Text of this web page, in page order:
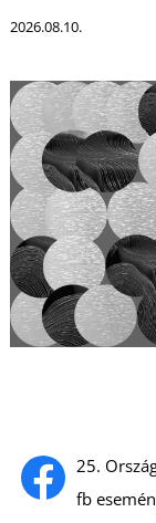
25.
fb
2026.08.10.